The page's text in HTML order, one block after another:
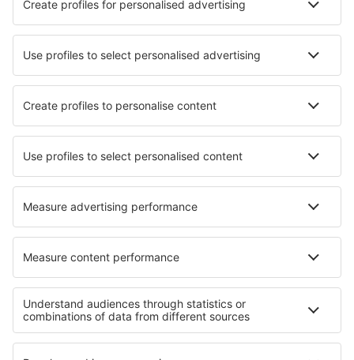
Aprende más
Mejor Precio Garantizado
Aplicación móvil
Aerolíneas
Ryanair
Vueling
Iberia
Air Europa
Wizz Air
Sobre eSky
Términos y condiciones
Mis reservas
Política de privacidad
Asistencia y contacto